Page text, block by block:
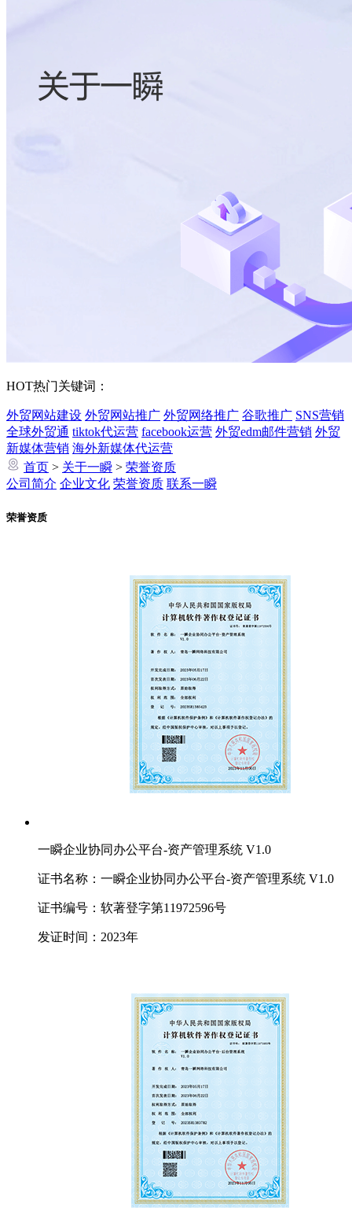
HOT热门关键词：
外贸网站建设 外贸网站推广 外贸网络推广 谷歌推广 SNS营销
全球外贸通 tiktok代运营 facebook运营 外贸edm邮件营销 外贸
新媒体营销 海外新媒体代运营
首页 > 关于一瞬 > 荣誉资质
公司简介 企业文化 荣誉资质 联系一瞬
荣誉资质
一瞬企业协同办公平台-资产管理系统 V1.0
证书名称：一瞬企业协同办公平台-资产管理系统 V1.0
证书编号：软著登字第11972596号
发证时间：2023年